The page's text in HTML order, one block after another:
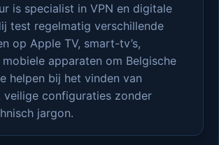
is specialist in VPN en digitale
test regelmatig verschillende
op Apple TV, smart-tv’s,
apparaten om Belgische
helpen bij het vinden van
veilige configuraties zonder
jargon.